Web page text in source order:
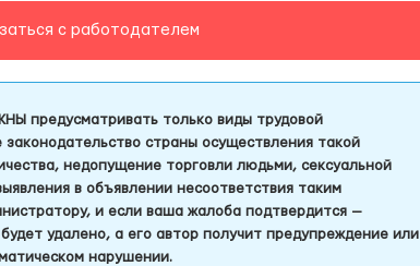
с работодателем
предусматривать только виды трудовой
страны осуществления такой
недопущение торговли людьми, сексуальной
в объявлении несоответствия таким
и если ваша жалоба подтвердится —
удалено, а его автор получит предупреждение или
нарушении.